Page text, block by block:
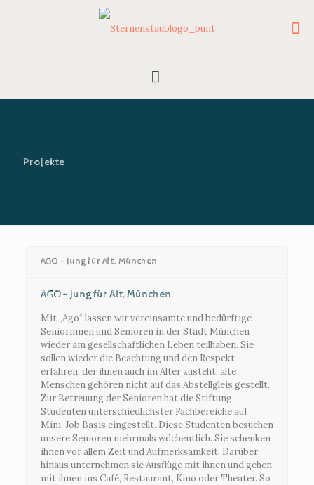
Projekte
AGO – Jung für Alt, München
AGO – Jung für Alt, München
Mit „Ago“ lassen wir vereinsamte und bedürftige
Seniorinnen und Senioren in der Stadt München
wieder am gesellschaftlichen Leben teilhaben. Sie
sollen wieder die Beachtung und den Respekt
erfahren, der ihnen auch im Alter zusteht; alte
Menschen gehören nicht auf das Abstellgleis gestellt.
Zur Betreuung der Senioren hat die Stiftung
Studenten unterschiedlichster Fachbereiche auf
Mini-Job Basis eingestellt. Diese Studenten besuchen
unsere Senioren mehrmals wöchentlich. Sie schenken
ihnen vor allem Zeit und Aufmerksamkeit. Darüber
hinaus unternehmen sie Ausflüge mit ihnen und gehen
mit ihnen ins Café, Restaurant, Kino oder Theater. So